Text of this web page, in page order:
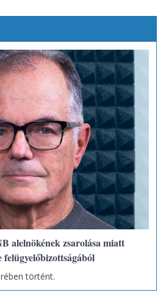
alelnökének zsarolása miatt
felügyelőbizottságából
történt.